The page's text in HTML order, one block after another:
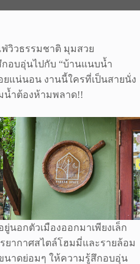
ฟ่วิวธรรมชาติ มุมสวย
อบอุ่นไปกับ “บ้านแนบน้ำ
ยแน่นอน งานนี้ใครที่เป็นสายนั่ง
น้ำต้องห้ามพลาด!!
ยู่นอกตัวเมืองออกมาเพียงเล็ก
ยากาศสไตล์โฮมมี่และรายล้อม
นาดย่อมๆ ให้ความรู้สึกอบอุ่น